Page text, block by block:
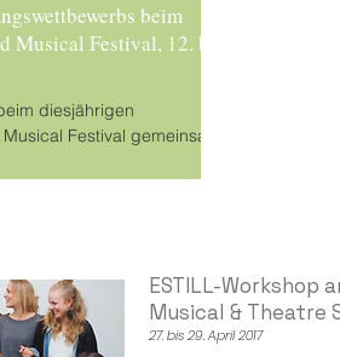
beim
Musical Festival, 12. bis
diesjährigen
Festival gemeinsam
ESTILL-Workshop
Musical & Theatre
27. bis 29. April 2017